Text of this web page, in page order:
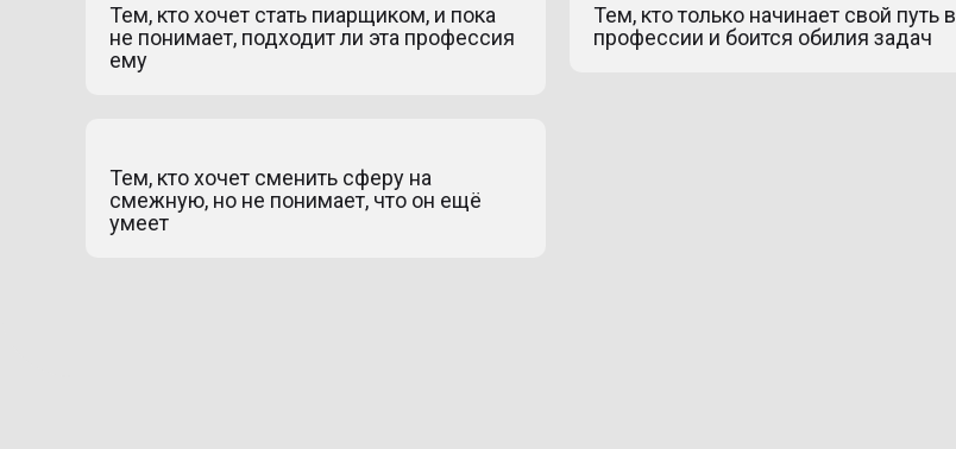
Тем, кто хочет стать пиарщиком, и пока
не понимает, подходит ли эта профессия
ему
Тем, кто только начинает свой путь в
профессии и боится обилия задач
Тем, кто хочет сменить сферу на
смежную, но не понимает, что он ещё
умеет